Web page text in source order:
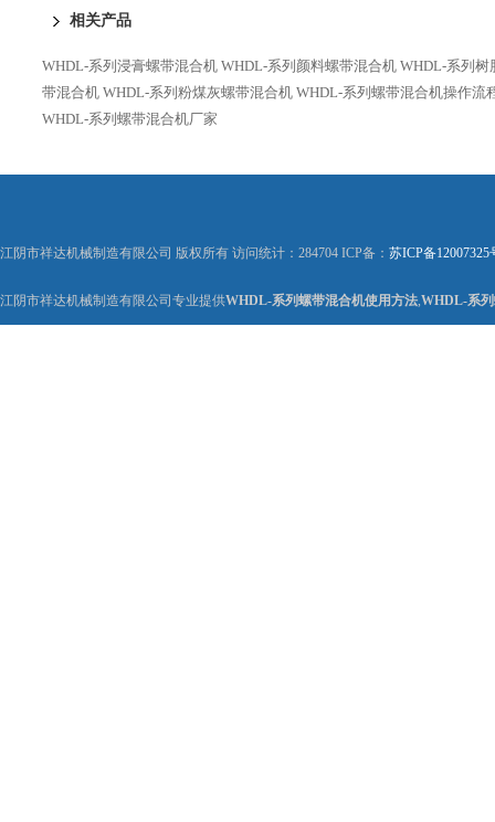
相关产品
WHDL-系列浸膏螺带混合机 WHDL-系列颜料螺带混合机 WHDL-系列树
带混合机 WHDL-系列粉煤灰螺带混合机 WHDL-系列螺带混合机操作流
WHDL-系列螺带混合机厂家
江阴市祥达机械制造有限公司 版权所有 访问统计：284704 ICP备： 苏ICP备12007325
江阴市祥达机械制造有限公司专业提供WHDL-系列螺带混合机使用方法,WHDL-系